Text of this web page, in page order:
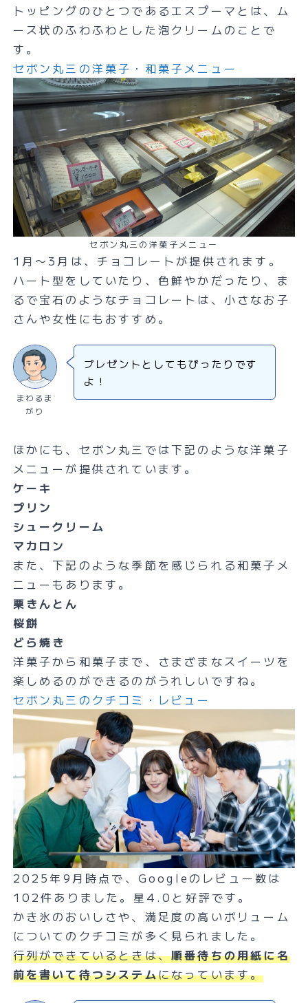
トッピングのひとつであるエスプーマとは、ム
ース状のふわふわとした泡クリームのことで
す。
セボン丸三の洋菓子・和菓子メニュー
セボン丸三の洋菓子メニュー
1月〜3月は、チョコレートが提供されます。
ハート型をしていたり、色鮮やかだったり、ま
るで宝石のようなチョコレートは、小さなお子
さんや女性にもおすすめ。
まわるま
がり
プレゼントとしてもぴったりです
よ！
ほかにも、セボン丸三では下記のような洋菓子
メニューが提供されています。
ケーキ
プリン
シュークリーム
マカロン
また、下記のような季節を感じられる和菓子メ
ニューもあります。
栗きんとん
桜餅
どら焼き
洋菓子から和菓子まで、さまざまなスイーツを
楽しめるのができるのがうれしいですね。
セボン丸三のクチコミ・レビュー
2025年9月時点で、Googleのレビュー数は
102件ありました。星4.0と好評です。
かき氷のおいしさや、満足度の高いボリューム
についてのクチコミが多く見られました。
行列ができているときは、順番待ちの用紙に名
前を書いて待つシステムになっています。